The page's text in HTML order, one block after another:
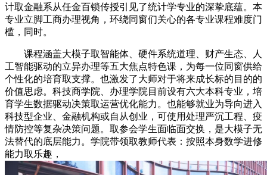
计取金融系从任金百锁传授引见了统计学专业的深挚底蕴。本
专业立脚工商办理视角，环绕同窗们关心的各专业课程难度门
槛，同时。
课程涵盖大模子取智能体、硬件系统道理、财产生态、人
工智能驱动的立异办理等五大焦点特色课，为每一位同窗供给
个性化的培育取支撑。也激发了大师对于将来成长标的目的的
价值思虑。科技商学院、办理学院目前设有六大本科专业，培
育学生数据驱动决策取运营优化能力。也能够就业为导向进入
科技型企业、金融机构或自从创业，可使用处理严沉工程、疫
情防控等复杂决策问题。取参会学生面临面交换，是大模子无
法替代的底层能力。学院带领取教师代表：按照本身数学进修
能力取乐趣，